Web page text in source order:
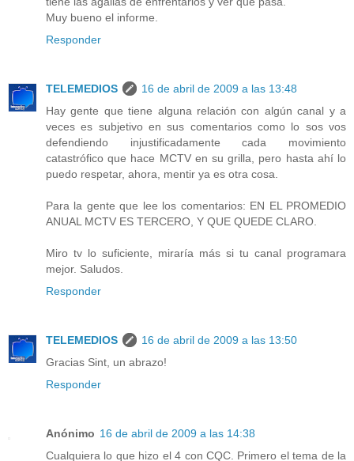
Muy bueno el informe.
Responder
TELEMEDIOS
16 de abril de 2009 a las 13:48
Hay gente que tiene alguna relación con algún canal y a
veces es subjetivo en sus comentarios como lo sos vos
defendiendo injustificadamente cada movimiento
catastrófico que hace MCTV en su grilla, pero hasta ahí lo
puedo respetar, ahora, mentir ya es otra cosa.
Para la gente que lee los comentarios: EN EL PROMEDIO
ANUAL MCTV ES TERCERO, Y QUE QUEDE CLARO.
Miro tv lo suficiente, miraría más si tu canal programara
mejor. Saludos.
Responder
TELEMEDIOS
16 de abril de 2009 a las 13:50
Gracias Sint, un abrazo!
Responder
Anónimo 16 de abril de 2009 a las 14:38
Cualquiera lo que hizo el 4 con CQC. Primero el tema de la